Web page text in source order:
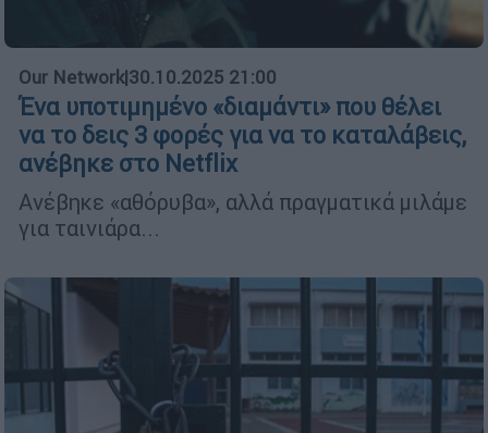
Our Network|30.10.2025 21:00
Ένα υποτιμημένο «διαμάντι» που θέλει
να το δεις 3 φορές για να το καταλάβεις,
ανέβηκε στο Netflix
Ανέβηκε «αθόρυβα», αλλά πραγματικά μιλάμε
για ταινιάρα...